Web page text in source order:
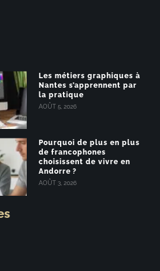
Les métiers graphiques à
Nantes s’apprennent par
la pratique
AOÛT 5, 2026
Pourquoi de plus en plus
de francophones
choisissent de vivre en
Andorre ?
AOÛT 3, 2026